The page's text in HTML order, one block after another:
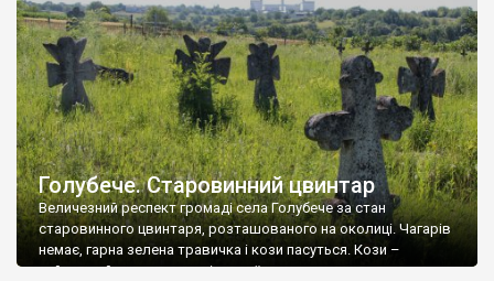
Голубече. Старовинний цвинтар
Величезний респект громаді села Голубече за стан
старовинного цвинтаря, розташованого на околиці. Чагарів
немає, гарна зелена травичка і кози пасуться. Кози –
найкращий регулятор шкідливої, для старих кладовищ,